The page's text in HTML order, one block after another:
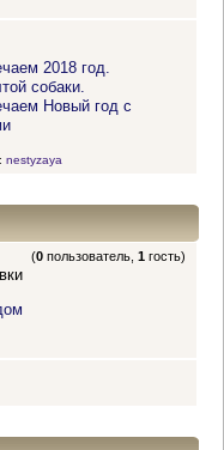
2018 год.
собаки.
Новый год с
nestyzaya
(0 пользователь,1 гость)